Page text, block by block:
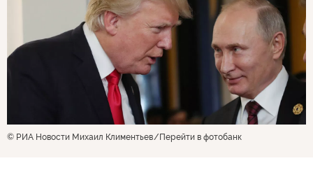
© РИА Новости Михаил Климентьев Перейти в фотобанк